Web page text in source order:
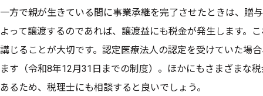
一方で親が生きている間に事業承継を完了させたときは、贈
よって譲渡するのであれば、譲渡益にも税金が発生します。
講じることが大切です。認定医療法人の認定を受けていた場
ます（令和8年12月31日までの制度）。ほかにもさまざまな
あるため、税理士にも相談すると良いでしょう。